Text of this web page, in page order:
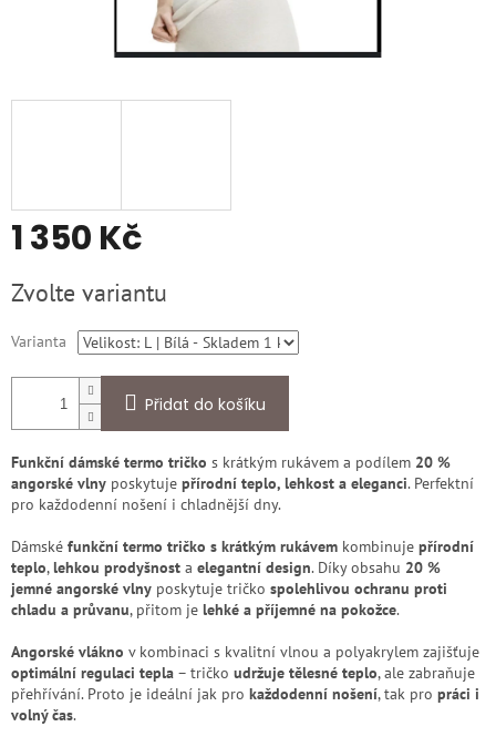
1 350 Kč
cena:
Zvolte variantu
Varianta
Přidat do košíku
Funkční dámské termo tričko s krátkým rukávem a podílem 20 %
angorské vlny poskytuje přírodní teplo, lehkost a eleganci. Perfektní
pro každodenní nošení i chladnější dny.
Dámské funkční termo tričko s krátkým rukávem kombinuje přírodní
teplo,lehkou prodyšnost a elegantní design. Díky obsahu 20 %
jemné angorské vlny poskytuje tričko spolehlivou ochranu proti
chladu a průvanu, přitom je lehké a příjemné na pokožce.
Angorské vlákno v kombinaci s kvalitní vlnou a polyakrylem zajišťuje
optimální regulaci tepla – tričko udržuje tělesné teplo, ale zabraňuje
přehřívání. Proto je ideální jak pro každodenní nošení, tak pro práci i
volný čas.